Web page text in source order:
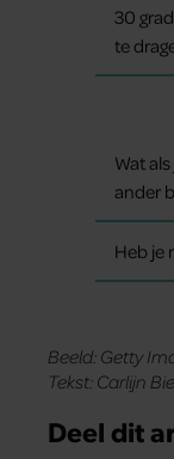
30
te
Wat
ander
Heb je
Beeld: Getty
Tekst: Carlijn
Deel dit